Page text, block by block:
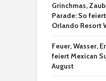
Grinchmas,
Parade: So
Orlando Resort
Feuer, Wasser,
feiert Mexican
August